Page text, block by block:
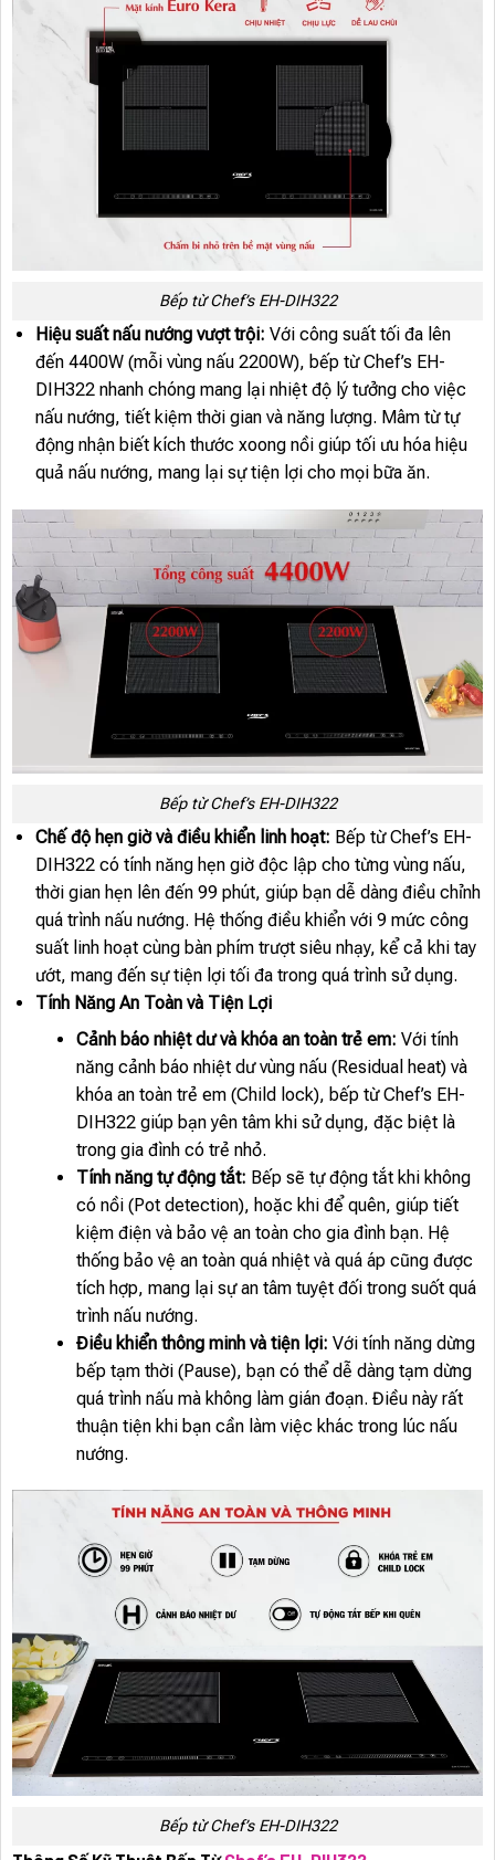
Bếp từ Chef’s EH-DIH322
Hiệu suất nấu nướng vượt trội: Với công suất tối đa lên
đến 4400W (mỗi vùng nấu 2200W), bếp từ Chef’s EH-
DIH322 nhanh chóng mang lại nhiệt độ lý tưởng cho việc
nấu nướng, tiết kiệm thời gian và năng lượng. Mâm từ tự
động nhận biết kích thước xoong nồi giúp tối ưu hóa hiệu
quả nấu nướng, mang lại sự tiện lợi cho mọi bữa ăn.
Bếp từ Chef’s EH-DIH322
Chế độ hẹn giờ và điều khiển linh hoạt: Bếp từ Chef’s EH-
DIH322 có tính năng hẹn giờ độc lập cho từng vùng nấu,
thời gian hẹn lên đến 99 phút, giúp bạn dễ dàng điều chỉnh
quá trình nấu nướng. Hệ thống điều khiển với 9 mức công
suất linh hoạt cùng bàn phím trượt siêu nhạy, kể cả khi tay
ướt, mang đến sự tiện lợi tối đa trong quá trình sử dụng.
Tính Năng An Toàn và Tiện Lợi
Cảnh báo nhiệt dư và khóa an toàn trẻ em: Với tính
năng cảnh báo nhiệt dư vùng nấu (Residual heat) và
khóa an toàn trẻ em (Child lock), bếp từ Chef’s EH-
DIH322 giúp bạn yên tâm khi sử dụng, đặc biệt là
trong gia đình có trẻ nhỏ.
Tính năng tự động tắt: Bếp sẽ tự động tắt khi không
có nồi (Pot detection), hoặc khi để quên, giúp tiết
kiệm điện và bảo vệ an toàn cho gia đình bạn. Hệ
thống bảo vệ an toàn quá nhiệt và quá áp cũng được
tích hợp, mang lại sự an tâm tuyệt đối trong suốt quá
trình nấu nướng.
Điều khiển thông minh và tiện lợi: Với tính năng dừng
bếp tạm thời (Pause), bạn có thể dễ dàng tạm dừng
quá trình nấu mà không làm gián đoạn. Điều này rất
thuận tiện khi bạn cần làm việc khác trong lúc nấu
nướng.
Bếp từ Chef’s EH-DIH322